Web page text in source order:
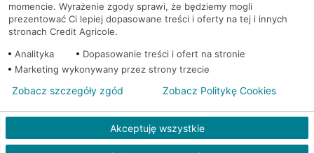
PolitykaCookies
© 2026 Credit Agricole Bank Polska S.A. Wszelkie prawa zastrzeżone
momencie. Wyrażenie zgody sprawi, że będziemy mogli
prezentować Ci lepiej dopasowane treści i oferty na tej i innych
stronach Credit Agricole.
Analityka
Dopasowanie treści i ofert na stronie
Marketing wykonywany przez strony trzecie
Akceptuję wszystkie
Zobacz szczegóły zgód Zobacz Politykę Cookies